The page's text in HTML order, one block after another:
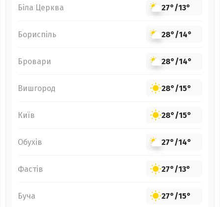
Біла Церква 27°/13°
Бориспіль 28°/14°
Бровари 28°/14°
Вишгород 28°/15°
Київ 28°/15°
Обухів 27°/14°
Фастів 27°/13°
Буча 27°/15°